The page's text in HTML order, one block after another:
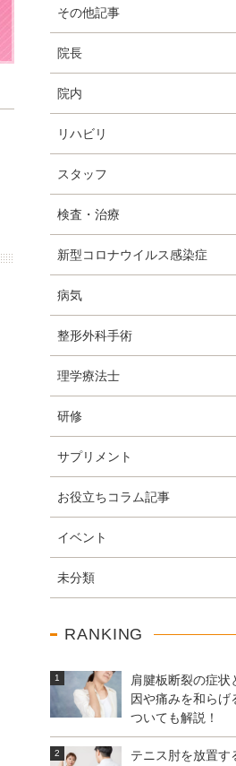
その他記事
院長
院内
リハビリ
スタッフ
検査・治療
新型コロナウイルス感染症
病気
整形外科手術
理学療法士
研修
サプリメント
お役立ちコラム記事
イベント
未分類
RANKING
肩腱板断裂の症状
因や痛みを和らげ
ついても解説！
テニス肘を放置す